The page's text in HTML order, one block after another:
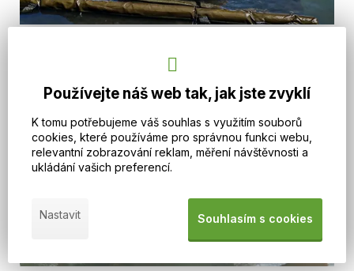
Používejte náš web tak, jak jste zvyklí
K tomu potřebujeme váš souhlas s využitím souborů
cookies, které používáme pro správnou funkci webu,
relevantní zobrazování reklam, měření návštěvnosti a
ukládání vašich preferencí.
Nastavit Souhlasím s cookies